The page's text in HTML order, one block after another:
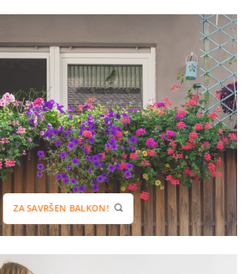
ZA SAVRŠEN BALKON!